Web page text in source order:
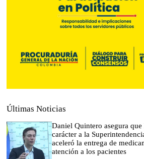
Últimas Noticias
Daniel Quintero asegura que
carácter a la
aceleró la entrega de
atención a los pacientes